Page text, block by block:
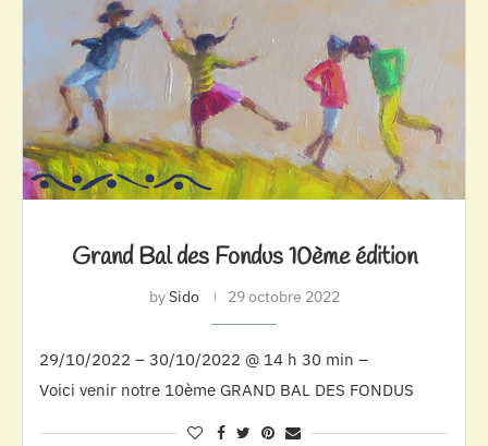
Grand Bal des Fondus 10ème édition
bySido 29 octobre 2022
29/10/2022 – 30/10/2022 @ 14 h 30 min –
Voici venir notre 10ème GRAND BAL DES FONDUS